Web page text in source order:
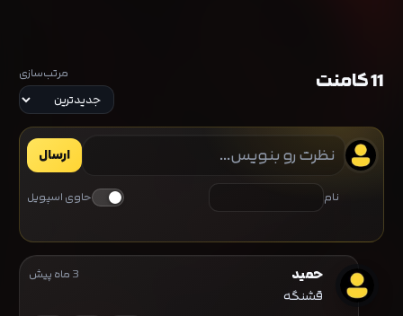
11 کامنت مرتب‌سازی
ارسال
نام حاوی اسپویل
حمید 3 ماه پیش
قشنگه